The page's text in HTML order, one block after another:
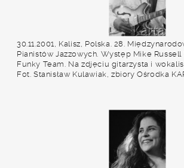
30.11.2001, Kalisz, Polska. 28.
Pianistów Jazzowych. Występ Mike
Funky Team. Na zdjęciu gitarzysta i
Fot. Stanisław Kulawiak, zbiory Ośrodka